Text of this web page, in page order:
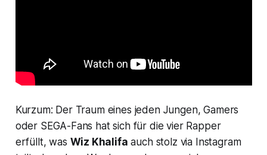
Kurzum: Der Traum eines jeden Jungen, Gamers
oder SEGA-Fans hat sich für die vier Rapper
erfüllt, was Wiz Khalifa auch stolz via Instagram